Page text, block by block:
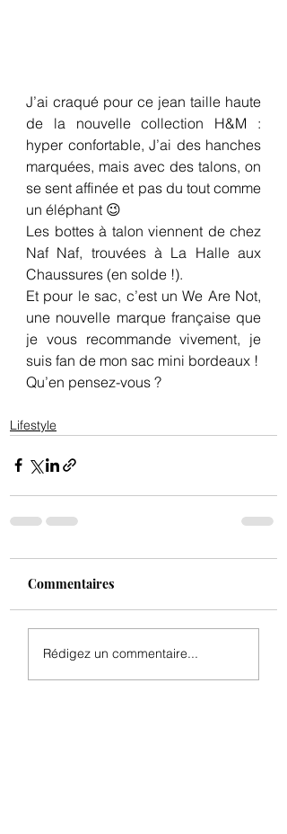
J’ai craqué pour ce jean taille haute
de la nouvelle collection H&M :
hyper confortable, J’ai des hanches
marquées, mais avec des talons, on
se sent affinée et pas du tout comme
un éléphant 😉
Les bottes à talon viennent de chez
Naf Naf, trouvées à La Halle aux
Chaussures (en solde !).
Et pour le sac, c’est un We Are Not,
une nouvelle marque française que
je vous recommande vivement, je
suis fan de mon sac mini bordeaux !
Qu’en pensez-vous ?
Lifestyle
Commentaires
Rédigez un commentaire...